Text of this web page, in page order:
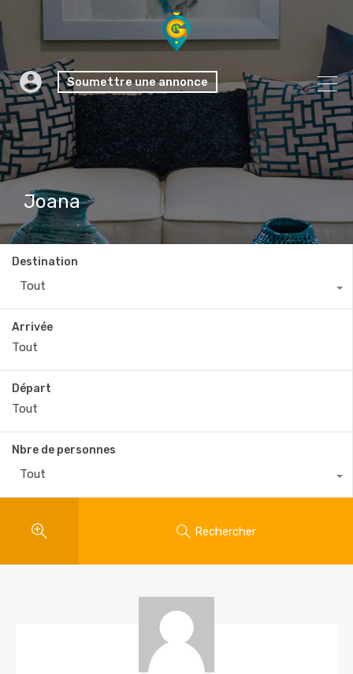
Soumettre une annonce
Joana
Destination
Tout
Arrivée
Départ
Nbre de personnes
Tout
Rechercher